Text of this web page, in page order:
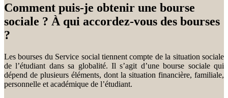
Comment puis-je obtenir une bourse
sociale ? À qui accordez-vous des bourses
?
Les bourses du Service social tiennent compte de la situation sociale
de l’étudiant dans sa globalité. Il s’agit d’une bourse sociale qui
dépend de plusieurs éléments, dont la situation financière, familiale,
personnelle et académique de l’étudiant.